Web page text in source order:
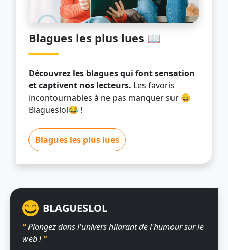
Blagues les plus lues 📖
Découvrez les blagues qui font sensation
et captivent nos lecteurs. Les favoris
incontournables à ne pas manquer sur 😄
Blagueslol😂 !
Blagues les plus lues
BLAGUESLOL
“Plongez dans l'univers hilarant de l'humour sur le
web !”